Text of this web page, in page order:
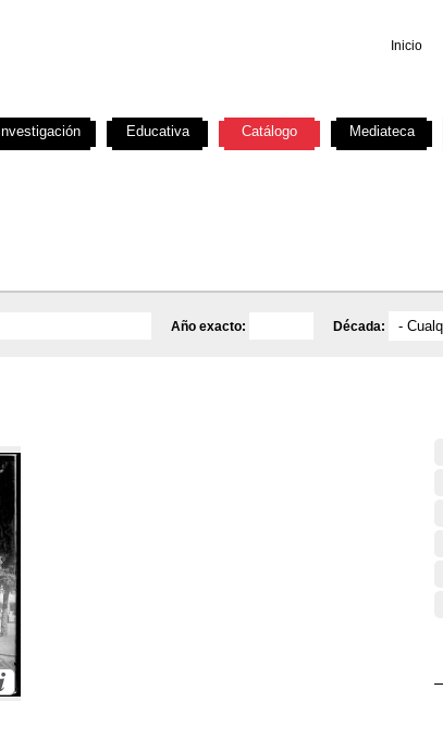
Inicio
Año exacto: Década:
Investigación Educativa Catálogo Mediateca